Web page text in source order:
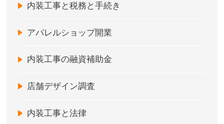
内装工事と税務と手続き
アパレルショップ開業
内装工事の融資補助金
店舗デザイン調査
内装工事と法律